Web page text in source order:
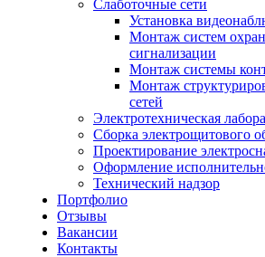
Слаботочные сети
Установка
Монтаж систем
сигнализации
Монтаж системы
Монтаж
сетей
Электротехническая
Сборка электрощитового
Проектирование
Оформление
Технический надзор
Портфолио
Отзывы
Вакансии
Контакты